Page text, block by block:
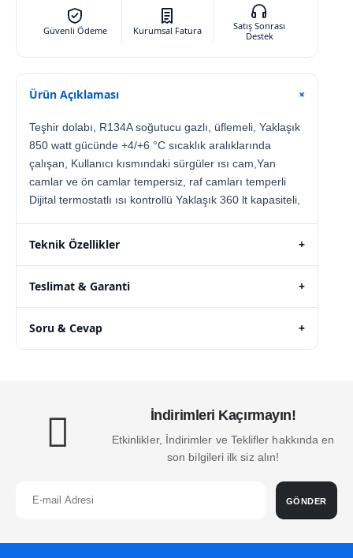
Güvenli Ödeme Kurumsal Fatura
Satış Sonrası
Destek
Ürün Açıklaması +
Teşhir dolabı, R134A soğutucu gazlı, üflemeli, Yaklaşık
850 watt gücünde +4/+6 °C sıcaklık aralıklarında
çalışan, Kullanıcı kısmındaki sürgüler ısı cam,Yan
camlar ve ön camlar tempersiz, raf camları temperli
Dijital termostatlı ısı kontrollü Yaklaşık 360 lt kapasiteli,
Teknik Özellikler +
Teslimat & Garanti +
Soru & Cevap +
İndirimleri Kaçırmayın!
Etkinlikler, İndirimler ve Teklifler hakkında en
son bilgileri ilk siz alın!
GÖNDER